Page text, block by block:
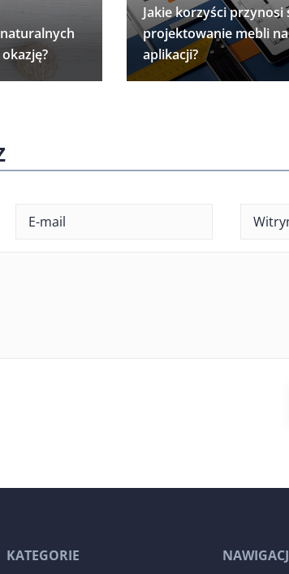
Jakie korzyści przynosi
projektowanie mebli
aplikacji?
KATEGORIE